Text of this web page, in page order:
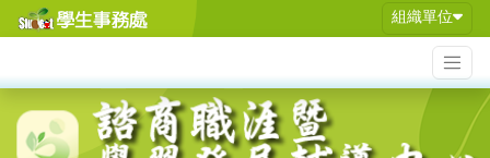
組織單位